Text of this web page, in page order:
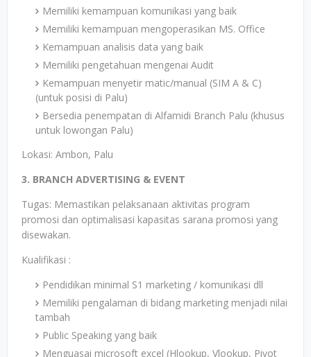
Memiliki kemampuan komunikasi yang baik
Memiliki kemampuan mengoperasikan MS. Office
Kemampuan analisis data yang baik
Memiliki pengetahuan mengenai Audit
Kemampuan menyetir matic/manual (SIM A & C)
(untuk posisi di Palu)
Bersedia penempatan di Alfamidi Branch Palu (khusus
untuk lowongan Palu)
Lokasi: Ambon, Palu
3. BRANCH ADVERTISING & EVENT
Tugas: Memastikan pelaksanaan aktivitas program
promosi dan optimalisasi kapasitas sarana promosi yang
disewakan.
Kualifikasi :
Pendidikan minimal S1 marketing / komunikasi dll
Memiliki pengalaman di bidang marketing menjadi nilai
tambah
Public Speaking yang baik
Menguasai microsoft excel (Hlookup, Vlookup, Pivot